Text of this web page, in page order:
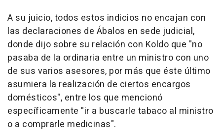
A su juicio, todos estos indicios no encajan con
las declaraciones de Ábalos en sede judicial,
donde dijo sobre su relación con Koldo que "no
pasaba de la ordinaria entre un ministro con uno
de sus varios asesores, por más que éste último
asumiera la realización de ciertos encargos
domésticos", entre los que mencionó
específicamente "ir a buscarle tabaco al ministro
o a comprarle medicinas".